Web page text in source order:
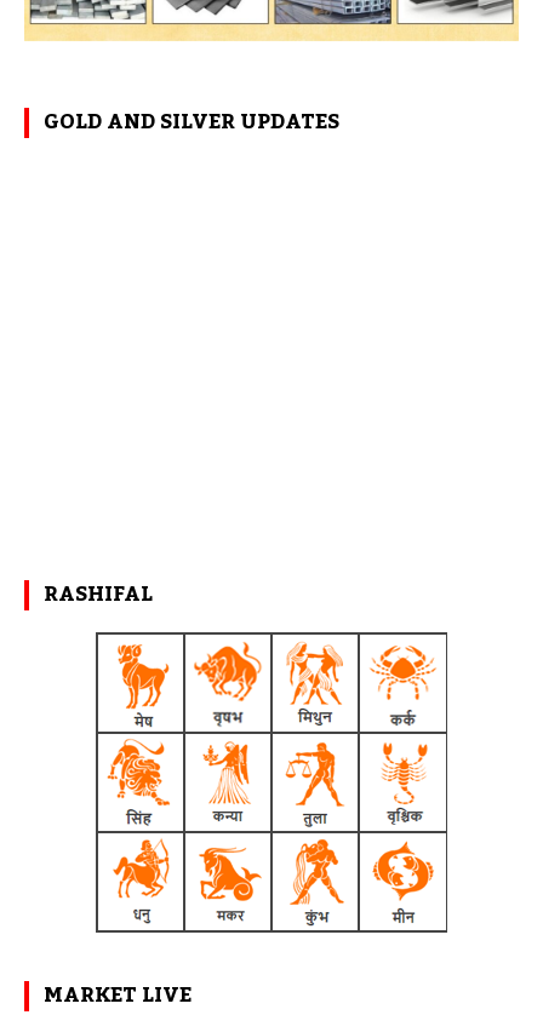
GOLD AND SILVER UPDATES
RASHIFAL
MARKET LIVE